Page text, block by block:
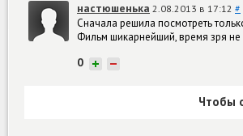
настюшенька 2.08.2013 в 17:12 #
Сначала решила посмотреть
Фильм шикарнейший, время зря не
0 + −
Чтобы